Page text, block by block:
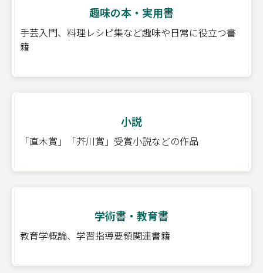
趣味の本・実用書
手芸入門、料理レシピ集など趣味や日常に役立つ書
籍
小説
「直木賞」「芥川賞」受賞小説などの作品
学術書・教育書
教育学概論、学習指導要領関連書籍